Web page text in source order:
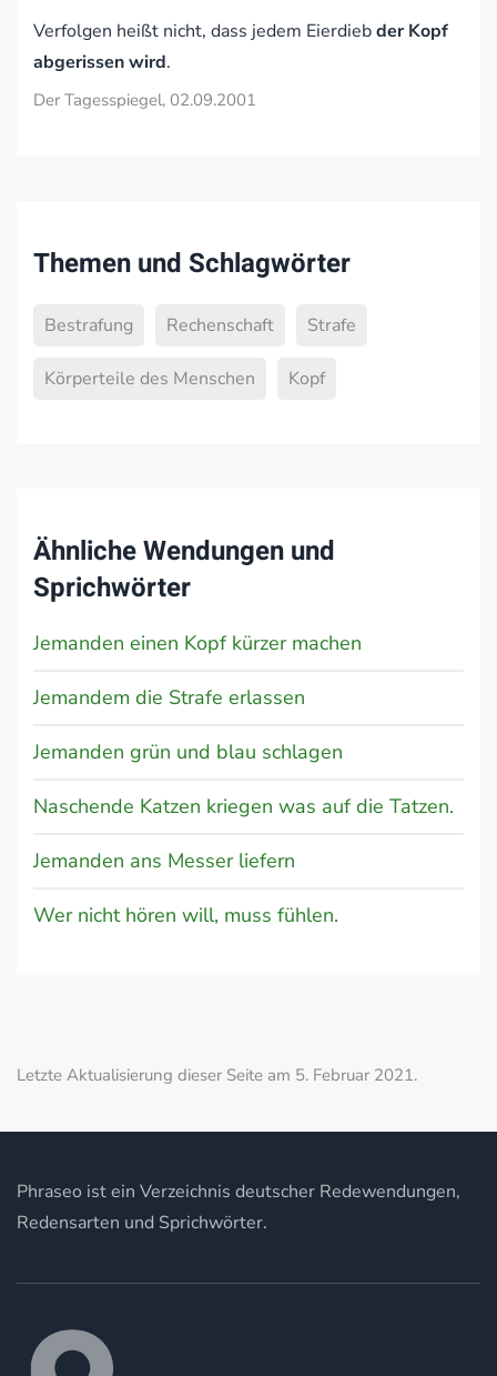
Verfolgen heißt nicht, dass jedem Eierdiebder Kopf
abgerissen wird.
Der Tagesspiegel, 02.09.2001
Themen und Schlagwörter
Bestrafung Rechenschaft Strafe
Körperteile des Menschen Kopf
Ähnliche Wendungen und
Sprichwörter
Jemanden einen Kopf kürzer machen
Jemandem die Strafe erlassen
Jemanden grün und blau schlagen
Naschende Katzen kriegen was auf die Tatzen.
Jemanden ans Messer liefern
Wer nicht hören will, muss fühlen.
Letzte Aktualisierung dieser Seite am 5. Februar 2021.
Phraseo ist ein Verzeichnis deutscher Redewendungen,
Redensarten und Sprichwörter.